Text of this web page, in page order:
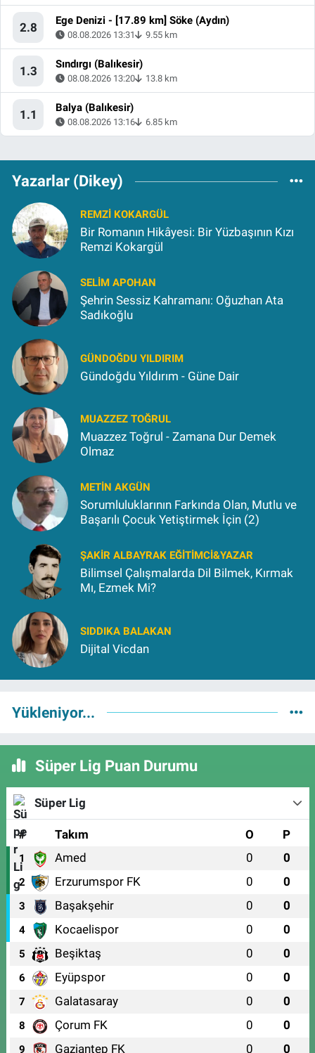
2.8 Ege Denizi - [17.89 km] Söke (Aydın)
08.08.2026 13:31 9.55 km
1.3 Sındırgı (Balıkesir)
08.08.2026 13:20 13.8 km
1.1 Balya (Balıkesir)
08.08.2026 13:16 6.85 km
Yazarlar (Dikey)
REMZI KOKARGÜL
Bir Romanın Hikâyesi: Bir Yüzbaşının Kızı
Remzi Kokargül
SELIM APOHAN
Şehrin Sessiz Kahramanı: Oğuzhan Ata
Sadıkoğlu
GÜNDOĞDU YILDIRIM
Gündoğdu Yıldırım - Güne Dair
MUAZZEZ TOĞRUL
Muazzez Toğrul - Zamana Dur Demek
Olmaz
METIN AKGÜN
Sorumluluklarının Farkında Olan, Mutlu ve
Başarılı Çocuk Yetiştirmek İçin (2)
ŞAKIR ALBAYRAK EĞITIMCI&YAZAR
Bilimsel Çalışmalarda Dil Bilmek, Kırmak
Mı, Ezmek Mi?
SIDDIKA BALAKAN
Dijital Vicdan
Yükleniyor...
Süper Lig Puan Durumu
Süper Lig
# Takım O P
1 Amed 0 0
2 Erzurumspor FK 0 0
3 Başakşehir 0 0
4 Kocaelispor 0 0
5 Beşiktaş 0 0
6 Eyüpspor 0 0
7 Galatasaray 0 0
8 Çorum FK 0 0
9 Gaziantep FK 0 0